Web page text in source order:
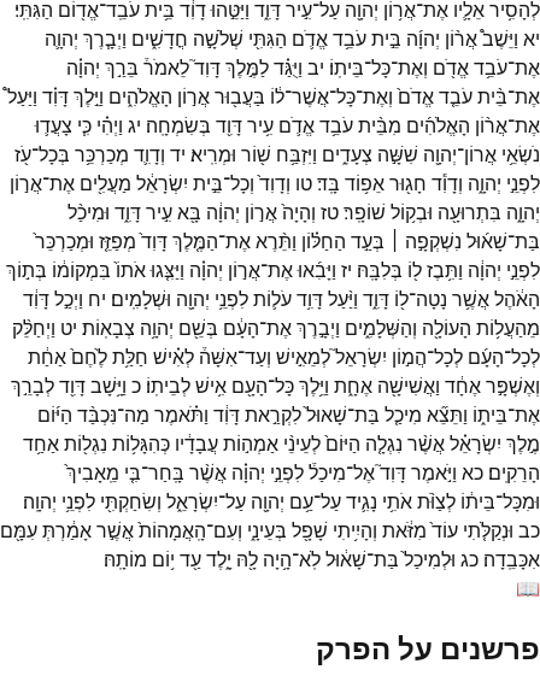
לְהָסִ֥יראֵלָ֛יו אֶת־אֲר֥וֹן יְהוָ֖ה עַל־עִ֣ירדָּוִ֑ד וַיַּטֵּ֣הוּדָוִ֔ד בֵּ֥יתעֹבֵֽד־אֱד֖וֹם הַגִּתִּֽי׃
יא וַיֵּשֶׁב֩אֲר֨וֹן יְהוָ֜ה בֵּ֣יתעֹבֵ֥דאֱדֹ֛ם הַגִּתִּ֖י שְׁלֹשָׁ֣ה חֳדָשִׁ֑ים וַיְבָ֧רֶךְ יְהוָ֛ה
אֶת־עֹבֵ֥דאֱדֹ֖ם וְאֶת־כָּל־בֵּיתֽוֹ׃ יב וַיֻּגַּ֗דלַמֶּ֣לֶךְדָּוִד֮לֵאמֹר֒ בֵּרַ֣ךְ יְהוָ֗ה
אֶת־בֵּ֨יתעֹבֵ֤דאֱדֹם֙ וְאֶת־כָּל־אֲשֶׁר־ל֔וֹ בַּעֲב֖וּראֲר֣וֹן הָאֱלֹהִ֑ים וַיֵּ֣לֶךְדָּוִ֗ד וַיַּעַל֩
אֶת־אֲר֨וֹן הָאֱלֹהִ֜ים מִבֵּ֨יתעֹבֵ֥דאֱדֹ֛ם עִ֥ירדָּוִ֖ד בְּשִׂמְחָֽה׃ יג וַיְהִ֗י כִּ֧י צָעֲד֛וּ
נֹשְׂאֵ֥י אֲרוֹן־יְהוָ֖ה שִׁשָּׁ֣ה צְעָדִ֑ים וַיִּזְבַּ֥ח שׁ֖וֹר וּמְרִֽיא׃ יד וְדָוִ֛ד מְכַרְכֵּ֥ר בְּכָל־עֹ֖ז
לִפְנֵ֣י יְהוָ֑ה וְדָוִ֕ד חָג֖וּראֵפ֥וֹד בָּֽד׃טו וְדָוִד֙ וְכָל־בֵּ֣ית יִשְׂרָאֵ֔ל מַעֲלִ֖ים אֶת־אֲר֣וֹן
יְהוָ֑ה בִּתְרוּעָ֖ה וּבְק֥וֹל שׁוֹפָֽר׃טז וְהָיָה֙אֲר֣וֹן יְהוָ֔ה בָּ֖אעִ֣ירדָּוִ֑ד וּמִיכַ֨ל
בַּת־שָׁא֜וּל נִשְׁקְפָ֣ה ׀ בְּעַ֣ד הַחַלּ֗וֹן וַתֵּ֨רֶאאֶת־הַמֶּ֤לֶךְדָּוִד֙ מְפַזֵּ֤ז וּמְכַרְכֵּר֙
לִפְנֵ֣י יְהוָ֔ה וַתִּ֥בֶזל֖וֹ בְּלִבָּֽהּ׃ יז וַיָּבִ֜אוּאֶת־אֲר֣וֹן יְהוָ֗ה וַיַּצִּ֤גוּאֹתוֹ֙ בִּמְקוֹמ֔וֹ בְּת֣וֹךְ
הָאֹ֔הֶלאֲשֶׁ֥ר נָטָה־ל֖וֹ דָּוִ֑ד וַיַּ֨עַלדָּוִ֥דעֹל֛וֹתלִפְנֵ֥י יְהוָ֖ה וּשְׁלָמִֽים׃ יח וַיְכַ֣לדָּוִ֔ד
מֵהַעֲל֥וֹת הָעוֹלָ֖ה וְהַשְּׁלָמִ֑ים וַיְבָ֣רֶךְאֶת־הָעָ֔ם בְּשֵׁ֖ם יְהוָ֥ה צְבָאֽוֹת׃ יט וַיְחַלֵּ֨ק
לְכָל־הָעָ֜ם לְכָל־הֲמ֣וֹן יִשְׂרָאֵל֮לְמֵאִ֣ישׁ וְעַד־אִשָּׁה֒ לְאִ֗ישׁ חַלַּ֥תלֶ֙חֶם֙אַחַ֔ת
וְאֶשְׁפָּ֣ראֶחָ֔ד וַאֲשִׁישָׁ֖ה אֶחָ֑ת וַיֵּ֥לֶךְכָּל־הָעָ֖ם אִ֥ישׁלְבֵיתֽוֹ׃ כ וַיָּ֥שָׁבדָּוִ֖דלְבָרֵ֣ךְ
אֶת־בֵּית֑וֹ וַתֵּצֵ֞א מִיכַ֤ל בַּת־שָׁאוּל֙לִקְרַ֣אתדָּוִ֔ד וַתֹּ֗אמֶר מַה־נִּכְבַּ֨ד הַיּ֜וֹם
מֶ֣לֶךְ יִשְׂרָאֵ֗לאֲשֶׁ֨ר נִגְלָ֤ה הַיּוֹם֙לְעֵינֵ֨י אַמְה֣וֹתעֲבָדָ֔יו כְּהִגָּל֥וֹת נִגְל֖וֹתאַחַ֥ד
הָרֵקִֽים׃ כא וַיֹּ֣אמֶרדָּוִד֮אֶל־מִיכַל֒לִפְנֵ֣י יְהוָ֗ה אֲשֶׁ֨ר בָּֽחַר־בִּ֤י מֵֽאָבִיךְ֙
וּמִכָּל־בֵּית֔וֹ לְצַוֺּ֨תאֹתִ֥י נָגִ֛ידעַל־עַ֥ם יְהוָ֖ה עַל־יִשְׂרָאֵ֑ל וְשִׂחַקְתִּ֖י לִפְנֵ֥י יְהוָֽה׃
כב וּנְקַלֹּ֤תִי עוֹד֙ מִזֹּ֔את וְהָיִ֥יתִי שָׁפָ֖ל בְּעֵינָ֑י וְעִם־הָֽאֲמָהוֹת֙אֲשֶׁ֣ראָמַ֔רְתְּעִמָּ֖ם
אִכָּבֵֽדָה׃ כג וּלְמִיכַל֙ בַּת־שָׁא֔וּללֹֽא־הָ֥יָה לָ֖הּ יָ֑לֶדעַ֖ד י֥וֹם מוֹתָֽהּ׃
📖
פרשנים על הפרק